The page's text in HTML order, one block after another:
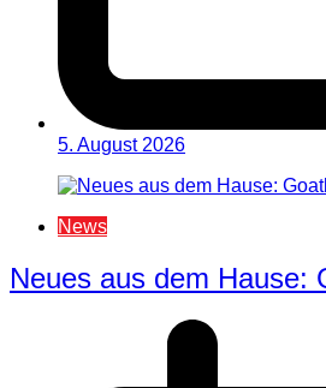
5. August 2026
News
Neues aus dem Hause: